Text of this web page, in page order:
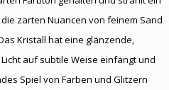
zarten Nuancen von feinem Sand
Kristall hat eine glänzende,
auf subtile Weise einfängt und
Spiel von Farben und Glitzern